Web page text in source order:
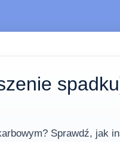
Sprawdź,